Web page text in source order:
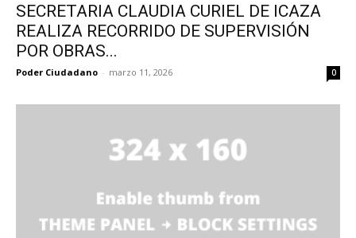
SECRETARIA CLAUDIA CURIEL DE ICAZA
REALIZA RECORRIDO DE SUPERVISIÓN
POR OBRAS...
Poder Ciudadano - marzo 11, 2026 0